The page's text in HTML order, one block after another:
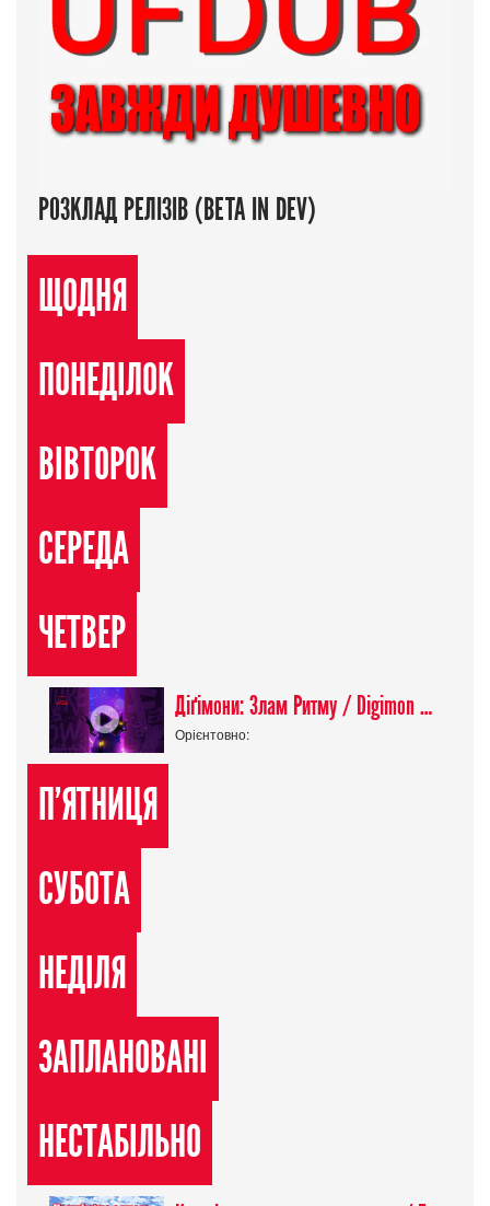
РОЗКЛАД РЕЛІЗІВ (BETA IN DEV)
ЩОДНЯ
ПОНЕДІЛОК
ВІВТОРОК
СЕРЕДА
ЧЕТВЕР
Діґімони: Злам Ритму / Digimon Beatbreak
Орієнтовно:
П'ЯТНИЦЯ
СУБОТА
НЕДІЛЯ
ЗАПЛАНОВАНІ
НЕСТАБІЛЬНО